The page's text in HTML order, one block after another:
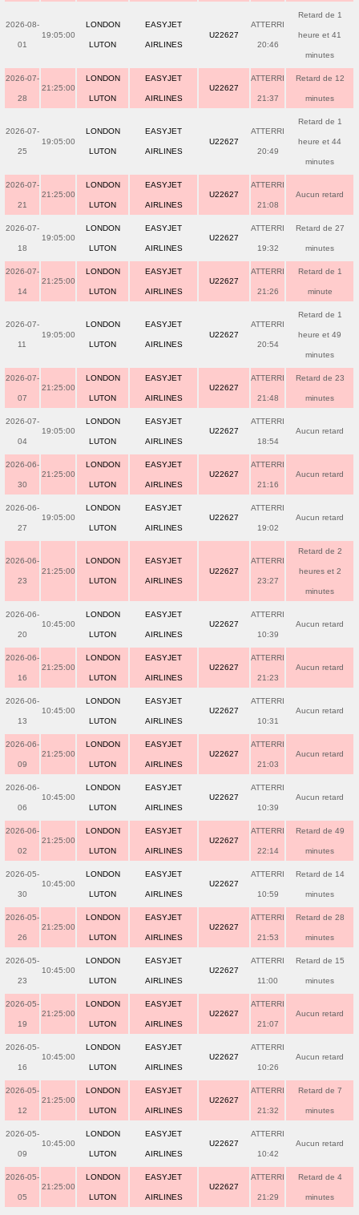
2026-08-
01
19:05:00
LONDON
LUTON
EASYJET
AIRLINES
U22627
ATTERRI
20:46
Retard de 1
heure et 41
minutes
2026-07-
28
21:25:00
LONDON
LUTON
EASYJET
AIRLINES
U22627
ATTERRI
21:37
Retard de 12
minutes
2026-07-
25
19:05:00
LONDON
LUTON
EASYJET
AIRLINES
U22627
ATTERRI
20:49
Retard de 1
heure et 44
minutes
2026-07-
21
21:25:00
LONDON
LUTON
EASYJET
AIRLINES
U22627
ATTERRI
21:08
Aucun retard
2026-07-
18
19:05:00
LONDON
LUTON
EASYJET
AIRLINES
U22627
ATTERRI
19:32
Retard de 27
minutes
2026-07-
14
21:25:00
LONDON
LUTON
EASYJET
AIRLINES
U22627
ATTERRI
21:26
Retard de 1
minute
2026-07-
11
19:05:00
LONDON
LUTON
EASYJET
AIRLINES
U22627
ATTERRI
20:54
Retard de 1
heure et 49
minutes
2026-07-
07
21:25:00
LONDON
LUTON
EASYJET
AIRLINES
U22627
ATTERRI
21:48
Retard de 23
minutes
2026-07-
04
19:05:00
LONDON
LUTON
EASYJET
AIRLINES
U22627
ATTERRI
18:54
Aucun retard
2026-06-
30
21:25:00
LONDON
LUTON
EASYJET
AIRLINES
U22627
ATTERRI
21:16
Aucun retard
2026-06-
27
19:05:00
LONDON
LUTON
EASYJET
AIRLINES
U22627
ATTERRI
19:02
Aucun retard
2026-06-
23
21:25:00
LONDON
LUTON
EASYJET
AIRLINES
U22627
ATTERRI
23:27
Retard de 2
heures et 2
minutes
2026-06-
20
10:45:00
LONDON
LUTON
EASYJET
AIRLINES
U22627
ATTERRI
10:39
Aucun retard
2026-06-
16
21:25:00
LONDON
LUTON
EASYJET
AIRLINES
U22627
ATTERRI
21:23
Aucun retard
2026-06-
13
10:45:00
LONDON
LUTON
EASYJET
AIRLINES
U22627
ATTERRI
10:31
Aucun retard
2026-06-
09
21:25:00
LONDON
LUTON
EASYJET
AIRLINES
U22627
ATTERRI
21:03
Aucun retard
2026-06-
06
10:45:00
LONDON
LUTON
EASYJET
AIRLINES
U22627
ATTERRI
10:39
Aucun retard
2026-06-
02
21:25:00
LONDON
LUTON
EASYJET
AIRLINES
U22627
ATTERRI
22:14
Retard de 49
minutes
2026-05-
30
10:45:00
LONDON
LUTON
EASYJET
AIRLINES
U22627
ATTERRI
10:59
Retard de 14
minutes
2026-05-
26
21:25:00
LONDON
LUTON
EASYJET
AIRLINES
U22627
ATTERRI
21:53
Retard de 28
minutes
2026-05-
23
10:45:00
LONDON
LUTON
EASYJET
AIRLINES
U22627
ATTERRI
11:00
Retard de 15
minutes
2026-05-
19
21:25:00
LONDON
LUTON
EASYJET
AIRLINES
U22627
ATTERRI
21:07
Aucun retard
2026-05-
16
10:45:00
LONDON
LUTON
EASYJET
AIRLINES
U22627
ATTERRI
10:26
Aucun retard
2026-05-
12
21:25:00
LONDON
LUTON
EASYJET
AIRLINES
U22627
ATTERRI
21:32
Retard de 7
minutes
2026-05-
09
10:45:00
LONDON
LUTON
EASYJET
AIRLINES
U22627
ATTERRI
10:42
Aucun retard
2026-05-
05
21:25:00
LONDON
LUTON
EASYJET
AIRLINES
U22627
ATTERRI
21:29
Retard de 4
minutes